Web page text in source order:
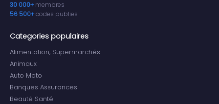
30 000+ membres
56 500+codes publies
Categories populaires
Alimentation, Supermarchés
Animaux
Auto Moto
Banques Assurances
Beauté Santé